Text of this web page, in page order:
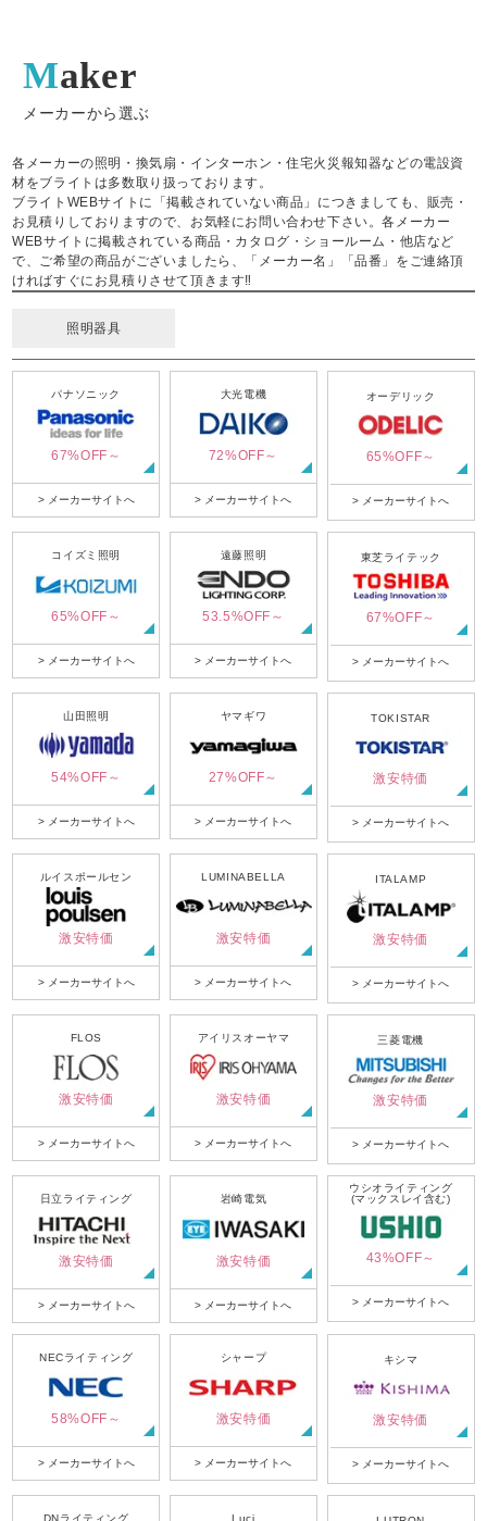
Maker
メーカーから選ぶ
各メーカーの照明・換気扇・インターホン・住宅火災報知器などの電設資
材をブライトは多数取り扱っております。
ブライトWEBサイトに「掲載されていない商品」につきましても、販売・
お見積りしておりますので、お気軽にお問い合わせ下さい。各メーカー
WEBサイトに掲載されている商品・カタログ・ショールーム・他店など
で、ご希望の商品がございましたら、「メーカー名」「品番」をご連絡頂
ければすぐにお見積りさせて頂きます‼
照明器具
パナソニック
67%OFF～
> メーカーサイトへ
大光電機
72%OFF～
> メーカーサイトへ
オーデリック
65%OFF～
> メーカーサイトへ
コイズミ照明
65%OFF～
> メーカーサイトへ
遠藤照明
53.5%OFF～
> メーカーサイトへ
東芝ライテック
67%OFF～
> メーカーサイトへ
山田照明
54%OFF～
> メーカーサイトへ
ヤマギワ
27%OFF～
> メーカーサイトへ
TOKISTAR
激安特価
> メーカーサイトへ
ルイスポールセン
激安特価
> メーカーサイトへ
LUMINABELLA
激安特価
> メーカーサイトへ
ITALAMP
激安特価
> メーカーサイトへ
FLOS
激安特価
> メーカーサイトへ
アイリスオーヤマ
激安特価
> メーカーサイトへ
三菱電機
激安特価
> メーカーサイトへ
日立ライティング
激安特価
> メーカーサイトへ
岩崎電気
激安特価
> メーカーサイトへ
ウシオライティング
(マックスレイ含む)
43%OFF～
> メーカーサイトへ
NECライティング
58%OFF～
> メーカーサイトへ
シャープ
激安特価
> メーカーサイトへ
キシマ
激安特価
> メーカーサイトへ
DNライティング Luci